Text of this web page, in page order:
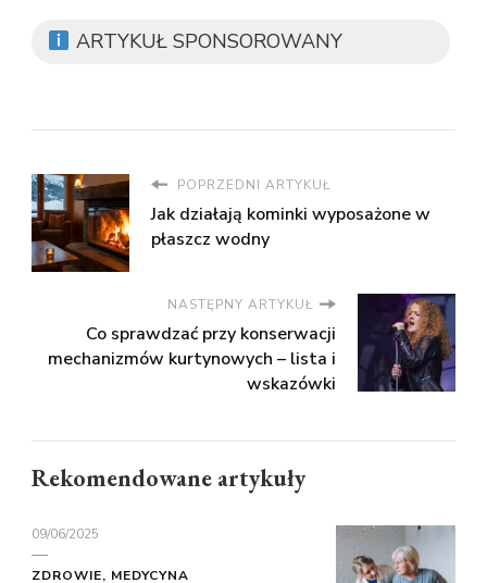
ARTYKUŁ SPONSOROWANY
POPRZEDNI ARTYKUŁ
Jak działają kominki wyposażone w
płaszcz wodny
NASTĘPNY ARTYKUŁ
Co sprawdzać przy konserwacji
mechanizmów kurtynowych – lista i
wskazówki
Rekomendowane artykuły
09/06/2025
ZDROWIE, MEDYCYNA